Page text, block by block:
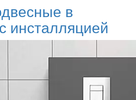
в
инсталляцией